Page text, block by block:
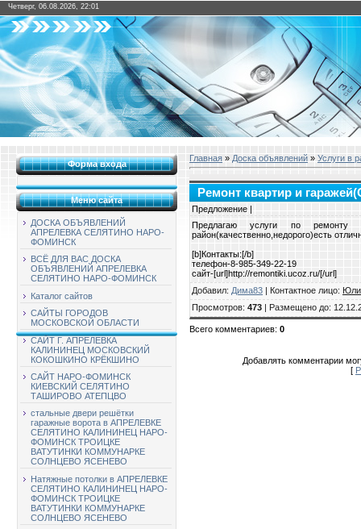
Четверг, 06.08.2026, 22:01
Форма входа
Меню сайта
ДОСКА ОБЪЯВЛЕНИЙ
АПРЕЛЕВКА СЕЛЯТИНО НАРО-
ФОМИНСК
ВСЁ ДЛЯ ВАС ДОСКА
ОБЪЯВЛЕНИЙ АПРЕЛЕВКА
СЕЛЯТИНО НАРО-ФОМИНСК
Каталог сайтов
САЙТЫ ГОРОДОВ
МОСКОВСКОЙ ОБЛАСТИ
САЙТ Г. АПРЕЛЕВКА
КАЛИНИНЕЦ МОСКОВСКИЙ
КОКОШКИНО КРЁКШИНО
САЙТ НАРО-ФОМИНСК
КИЕВСКИЙ СЕЛЯТИНО
ТАШИРОВО АТЕПЦВО
стальные двери решётки
гаражные ворота в АПРЕЛЕВКЕ
СЕЛЯТИНО КАЛИНИНЕЦ НАРО-
ФОМИНСК ТРОИЦКЕ
ВАТУТИНКИ КОММУНАРКЕ
СОЛНЦЕВО ЯСЕНЕВО
Натяжные потолки в АПРЕЛЕВКЕ
СЕЛЯТИНО КАЛИНИНЕЦ НАРО-
ФОМИНСК ТРОИЦКЕ
ВАТУТИНКИ КОММУНАРКЕ
СОЛНЦЕВО ЯСЕНЕВО
Главная » Доска объявлений » Услуги в
Ремонт квартир и
Предложение |
Предлагаю услуги по ремонту
район(качественно,недорого)есть
[b]Контакты:[/b]
телефон-8-985-349-22-19
сайт-[url]http://remontiki.ucoz.ru/[/url]
Добавил: Дима83 | Контактное лицо:
Просмотров: 473 | Размещено до:
Всего комментариев: 0
Добавлять комментарии
[